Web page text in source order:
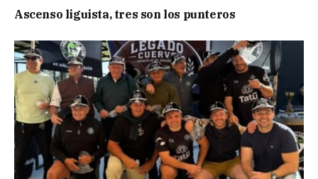
Ascenso liguista, tres son los punteros